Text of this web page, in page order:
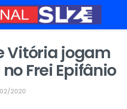
Vitória jogam
Frei Epifânio
02/2020